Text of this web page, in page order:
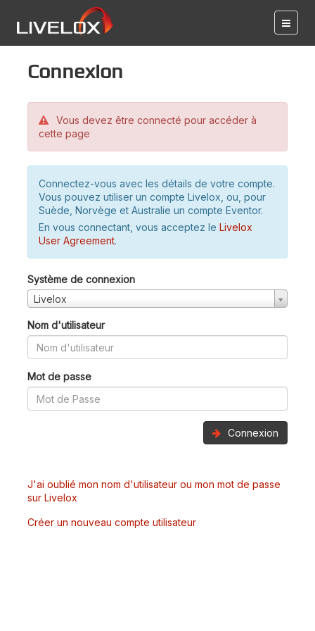
Connexion
Vous devez être connecté pour accéder à
cette page
Connectez-vous avec les détails de votre compte.
Vous pouvez utiliser un compte Livelox, ou, pour
Suède, Norvège et Australie un compte Eventor.
En vous connectant, vous acceptez le Livelox
User Agreement.
Système de connexion
Livelox
Nom d'utilisateur
Mot de passe
Connexion
J'ai oublié mon nom d'utilisateur ou mon mot de passe
sur Livelox
Créer un nouveau compte utilisateur